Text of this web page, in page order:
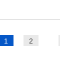
1 2